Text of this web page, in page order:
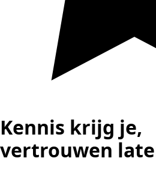
Kennis krijg je,
vertrouwen